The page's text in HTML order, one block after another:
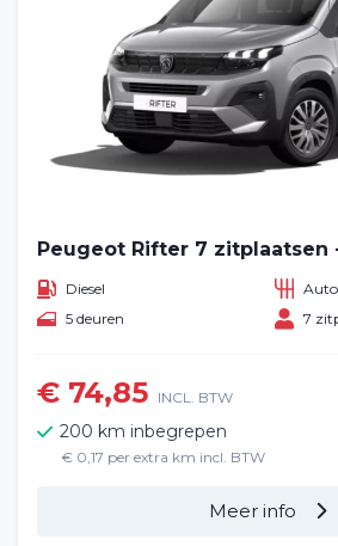
Peugeot Rifter 7 zitplaatsen
Diesel
5 deuren
7
€ 74,85 INCL. BTW
200 km inbegrepen
€ 0,17 per extra km incl. BTW
Meer info